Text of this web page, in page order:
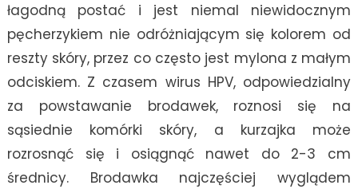
łagodną postać i jest niemal niewidocznym
pęcherzykiem nie odróżniającym się kolorem od
reszty skóry, przez co często jest mylona z małym
odciskiem. Z czasem wirus HPV, odpowiedzialny
za powstawanie brodawek, roznosi się na
sąsiednie komórki skóry, a kurzajka może
rozrosnąć się i osiągnąć nawet do 2-3 cm
średnicy. Brodawka najczęściej wyglądem